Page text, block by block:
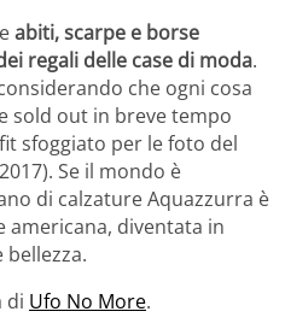
abiti, scarpe e borse
regali delle case di moda.
che ogni cosa
sold out in breve tempo
sfoggiato per le foto del
Se il mondo è
di calzature Aquazzurra è
americana, diventata in
di Ufo No More.